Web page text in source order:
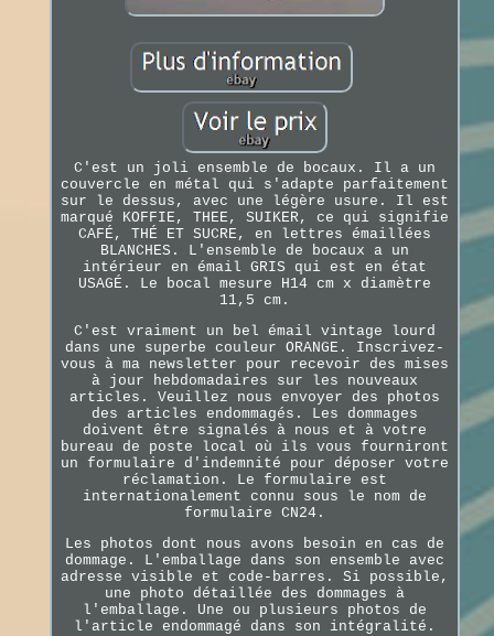
C'est un joli ensemble de bocaux. Il a un
couvercle en métal qui s'adapte parfaitement
sur le dessus, avec une légère usure. Il est
marqué KOFFIE, THEE, SUIKER, ce qui signifie
CAFÉ, THÉ ET SUCRE, en lettres émaillées
BLANCHES. L'ensemble de bocaux a un
intérieur en émail GRIS qui est en état
USAGÉ. Le bocal mesure H14 cm x diamètre
11,5 cm.
C'est vraiment un bel émail vintage lourd
dans une superbe couleur ORANGE. Inscrivez-
vous à ma newsletter pour recevoir des mises
à jour hebdomadaires sur les nouveaux
articles. Veuillez nous envoyer des photos
des articles endommagés. Les dommages
doivent être signalés à nous et à votre
bureau de poste local où ils vous fourniront
un formulaire d'indemnité pour déposer votre
réclamation. Le formulaire est
internationalement connu sous le nom de
formulaire CN24.
Les photos dont nous avons besoin en cas de
dommage. L'emballage dans son ensemble avec
adresse visible et code-barres. Si possible,
une photo détaillée des dommages à
l'emballage. Une ou plusieurs photos de
l'article endommagé dans son intégralité.